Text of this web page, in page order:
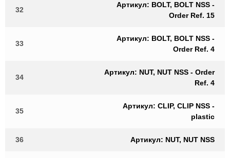
32
Артикул: BOLT, BOLT NSS -
Order Ref. 15
33
Артикул: BOLT, BOLT NSS -
Order Ref. 4
34
Артикул: NUT, NUT NSS - Order
Ref. 4
35
Артикул: CLIP, CLIP NSS -
plastic
36 Артикул: NUT, NUT NSS